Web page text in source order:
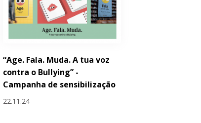
“Age. Fala. Muda. A tua voz
contra o Bullying” -
Campanha de sensibilização
22.11.24